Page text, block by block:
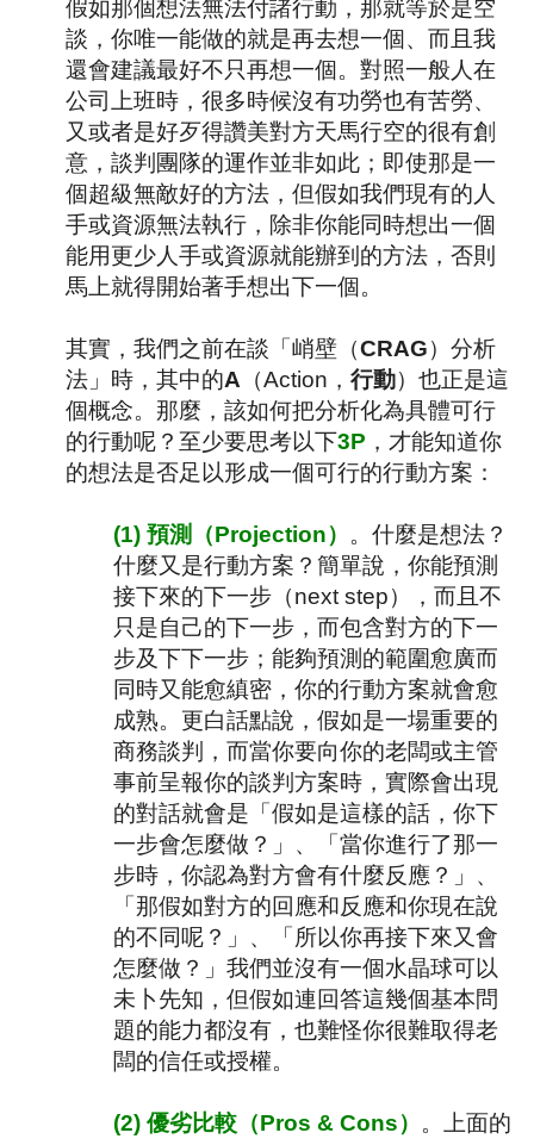
假如那個想法無法付諸行動，那就等於是空
談，你唯一能做的就是再去想一個、而且我
還會建議最好不只再想一個。對照一般人在
公司上班時，很多時候沒有功勞也有苦勞、
又或者是好歹得讚美對方天馬行空的很有創
意，談判團隊的運作並非如此；即使那是一
個超級無敵好的方法，但假如我們現有的人
手或資源無法執行，除非你能同時想出一個
能用更少人手或資源就能辦到的方法，否則
馬上就得開始著手想出下一個。
其實，我們之前在談「峭壁（CRAG）分析
法」時，其中的A （Action ， 行動）也正是這
個概念。那麼，該如何把分析化為具體可行
的行動呢？至少要思考以下3P ，才能知道你
的想法是否足以形成一個可行的行動方案：
(1) 預測（Projection） 。什麼是想法？
什麼又是行動方案？簡單說，你能預測
接下來的下一步（next step），而且不
只是自己的下一步，而包含對方的下一
步及下下一步；能夠預測的範圍愈廣而
同時又能愈縝密，你的行動方案就會愈
成熟。更白話點說，假如是一場重要的
商務談判，而當你要向你的老闆或主管
事前呈報你的談判方案時，實際會出現
的對話就會是「假如是這樣的話，你下
一步會怎麼做？」、「當你進行了那一
步時，你認為對方會有什麼反應？」、
「那假如對方的回應和反應和你現在說
的不同呢？」、「所以你再接下來又會
怎麼做？」我們並沒有一個水晶球可以
未卜先知，但假如連回答這幾個基本問
題的能力都沒有，也難怪你很難取得老
闆的信任或授權。
(2) 優劣比較（Pros & Cons） 。上面的